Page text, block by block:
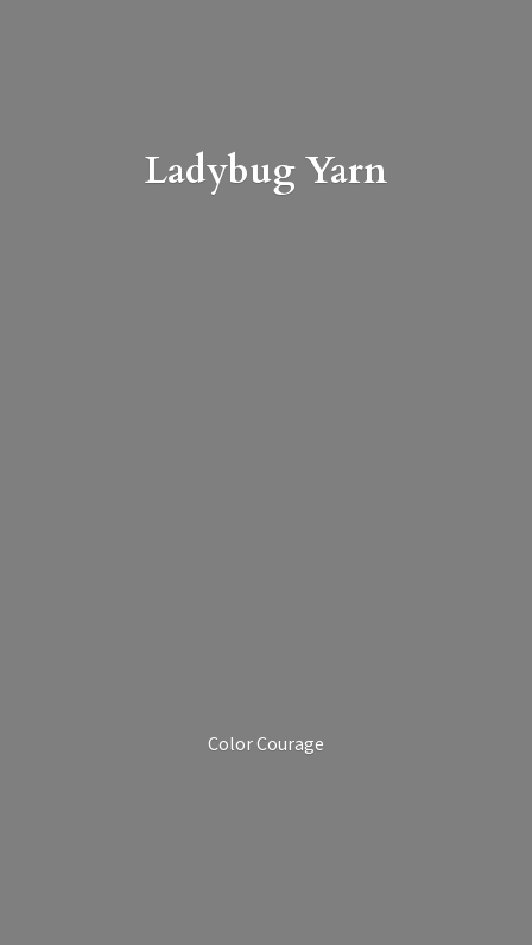
Ladybug Yarn
Color Courage